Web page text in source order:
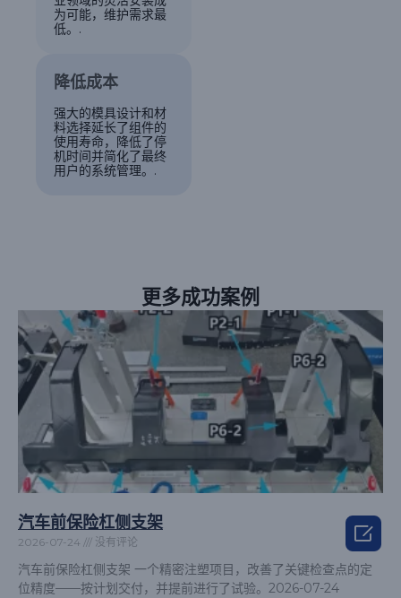
为可能，维护需求最
低。.
降低成本
强大的模具设计和材
料选择延长了组件的
使用寿命，降低了停
机时间并简化了最终
用户的系统管理。.
更多成功案例
汽车前保险杠侧支架
2026-07-24 没有评论
汽车前保险杠侧支架 一个精密注塑项目，改善了关键检查点的定
位精度——按计划交付，并提前进行了试验。2026-07-24
